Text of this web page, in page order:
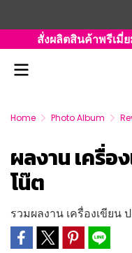
สั่งผลิตสินค้าพรีเมี่
Home Photo Album
ผลงาน เครื่อ
โน๊ต
รวมผลงาน เครื่องเขียน